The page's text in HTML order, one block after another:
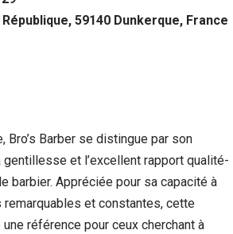
59140 Dunkerque, France
Bro’s Barber se distingue par son
et l’excellent rapport qualité-
barbier. Appréciée pour sa capacité à
et constantes, cette
référence pour ceux cherchant à